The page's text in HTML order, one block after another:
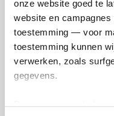
onze website goed te
website en
toestemming — voor
toestemming kunnen
verwerken, zoals
gegevens.